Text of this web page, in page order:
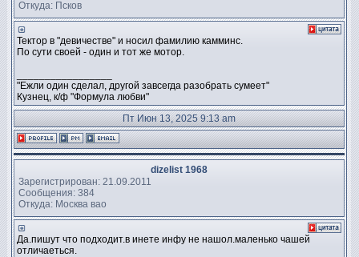
Откуда: Псков
Тектор в "девичестве" и носил фамилию камминс.
По сути своей - один и тот же мотор.
"Ежли один сделал, другой завсегда разобрать сумеет"
Кузнец, к/ф "Формула любви"
Пт Июн 13, 2025 9:13 am
dizelist 1968
Зарегистрирован: 21.09.2011
Сообщения: 384
Откуда: Москва вао
Да.пишут что подходит.в инете инфу не нашол.маленько чашей
отличаеться.